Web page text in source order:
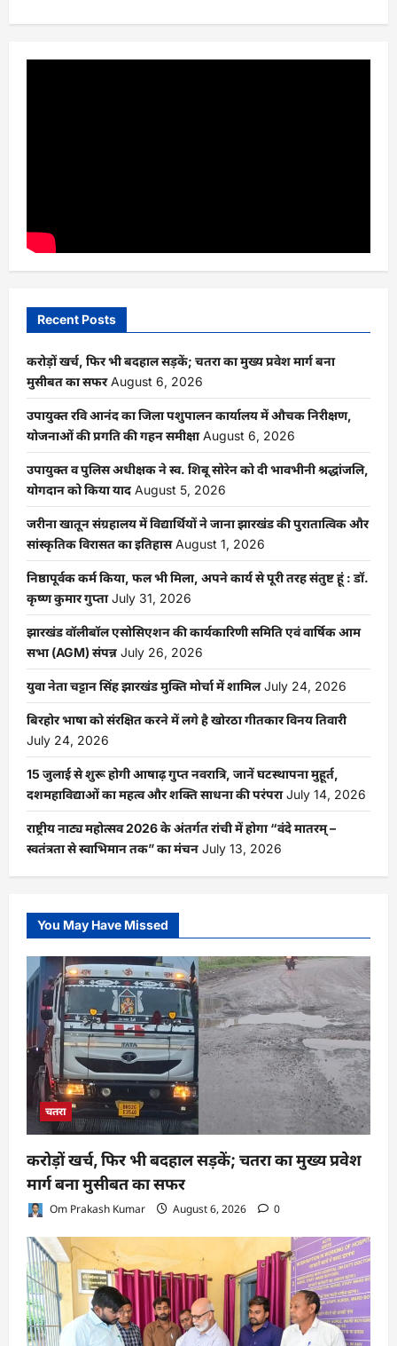
Recent Posts
करोड़ों खर्च, फिर भी बदहाल सड़कें; चतरा का मुख्य प्रवेश मार्ग बना
मुसीबत का सफर August 6, 2026
उपायुक्त रवि आनंद का जिला पशुपालन कार्यालय में औचक निरीक्षण,
योजनाओं की प्रगति की गहन समीक्षा August 6, 2026
उपायुक्त व पुलिस अधीक्षक ने स्व. शिबू सोरेन को दी भावभीनी श्रद्धांजलि,
योगदान को किया याद August 5, 2026
जरीना खातून संग्रहालय में विद्यार्थियों ने जाना झारखंड की पुरातात्विक और
सांस्कृतिक विरासत का इतिहास August 1, 2026
निष्ठापूर्वक कर्म किया, फल भी मिला, अपने कार्य से पूरी तरह संतुष्ट हूं : डॉ.
कृष्ण कुमार गुप्ता July 31, 2026
झारखंड वॉलीबॉल एसोसिएशन की कार्यकारिणी समिति एवं वार्षिक आम
सभा (AGM) संपन्न July 26, 2026
युवा नेता चट्टान सिंह झारखंड मुक्ति मोर्चा में शामिल July 24, 2026
बिरहोर भाषा को संरक्षित करने में लगे है खोरठा गीतकार विनय तिवारी
July 24, 2026
15 जुलाई से शुरू होगी आषाढ़ गुप्त नवरात्रि, जानें घटस्थापना मुहूर्त,
दशमहाविद्याओं का महत्व और शक्ति साधना की परंपरा July 14, 2026
राष्ट्रीय नाट्य महोत्सव 2026 के अंतर्गत रांची में होगा “वंदे मातरम् –
स्वतंत्रता से स्वाभिमान तक” का मंचन July 13, 2026
You May Have Missed
चतरा
करोड़ों खर्च, फिर भी बदहाल सड़कें; चतरा का मुख्य प्रवेश
मार्ग बना मुसीबत का सफर
Om Prakash Kumar August 6, 2026 0